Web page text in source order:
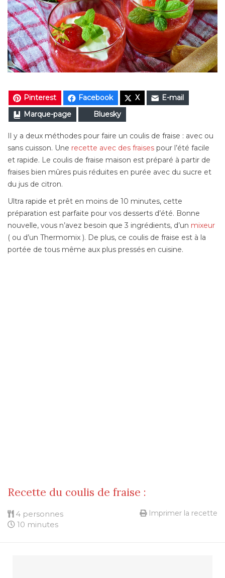
Pinterest Facebook X
E-mail
Marque-page
Bluesky
Il y a deux méthodes pour faire un coulis de fraise : avec ou
sans cuisson. Une recette avec des fraises pour l’été facile
et rapide. Le coulis de fraise maison est préparé à partir de
fraises bien mûres puis réduites en purée avec du sucre et
du jus de citron.
Ultra rapide et prêt en moins de 10 minutes, cette
préparation est parfaite pour vos desserts d’été. Bonne
nouvelle, vous n’avez besoin que 3 ingrédients, d’un mixeur
( ou d’un Thermomix ). De plus, ce coulis de fraise est à la
portée de tous même aux plus pressés en cuisine.
Recette du coulis de fraise :
4 personnes
10 minutes
Imprimer la recette